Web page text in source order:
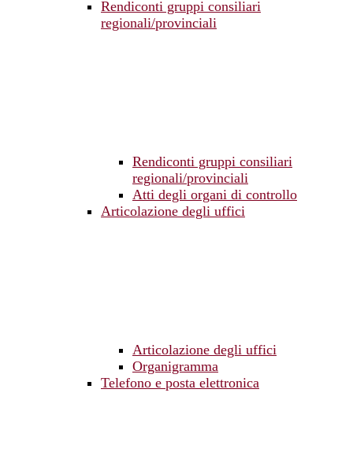
Rendiconti gruppi consiliari
regionali/provinciali
Rendiconti gruppi consiliari
regionali/provinciali
Atti degli organi di controllo
Articolazione degli uffici
Articolazione degli uffici
Organigramma
Telefono e posta elettronica